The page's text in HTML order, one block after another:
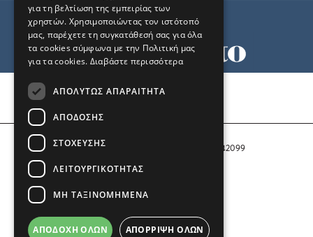
Αριθμός Πιστοποίησης Μ.Η.Τ. 242099
COPYRIGHT © 2026 Το Μανιφέστο
για τη βελτίωση της εμπειρίας των
χρηστών. Χρησιμοποιώντας τον ιστότοπό
μας, παρέχετε τη συγκατάθεσή σας για όλα
τα cookies σύμφωνα με την Πολιτική μας
για τα cookies. Διαβάστε περισσότερα
ΑΠΟΛΎΤΩΣ ΑΠΑΡΑΊΤΗΤΑ
ΑΠΌΔΟΣΗΣ
ΣΤΌΧΕΥΣΗΣ
ΛΕΙΤΟΥΡΓΙΚΌΤΗΤΑΣ
ΜΗ ΤΑΞΙΝΟΜΗΜΈΝΑ
ΑΠΟΔΟΧΉ ΌΛΩΝ ΑΠΌΡΡΙΨΗ ΌΛΩΝ